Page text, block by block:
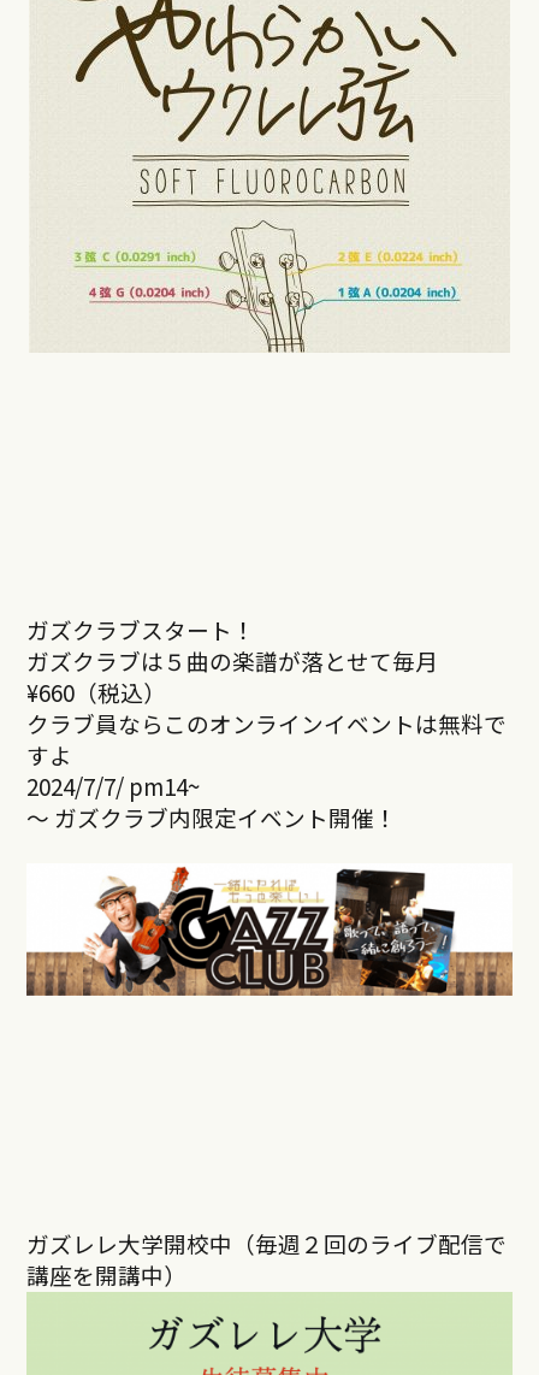
ガズクラブスタート！
ガズクラブは５曲の楽譜が落とせて毎月
¥660（税込）
クラブ員ならこのオンラインイベントは無料で
すよ
2024/7/7/ pm14~
～ ガズクラブ内限定イベント開催！
ガズレレ大学開校中（毎週２回のライブ配信で
講座を開講中）